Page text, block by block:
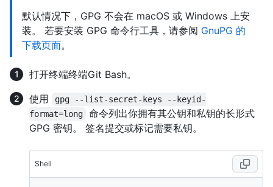
默认情况下，GPG 不会在 macOS 或 Windows 上安
装。 若要安装 GPG 命令行工具，请参阅 GnuPG 的
下载页面。
打开终端终端Git Bash。
使用
gpg --list-secret-keys --keyid-
format=long
命令列出你拥有其公钥和私钥的长形式
GPG 密钥。 签名提交或标记需要私钥。
Shell